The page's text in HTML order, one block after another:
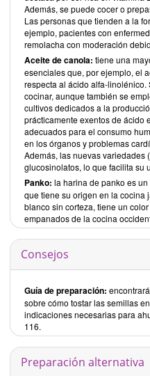
Además, se puede cocer o
Las personas que tienden a la
ejemplo, pacientes con
remolacha con moderación
Aceite de canola: tiene una
esenciales que, por ejemplo, el
respecta al ácido alfa-
cocinar, aunque también se
cultivos dedicados a la
prácticamente exentos de ácido
adecuados para el consumo
en los órganos y problemas
Además, las nuevas variedades
glucosinolatos, lo que facilita su
Panko: la harina de panko es
que tiene su origen en la cocina
blanco sin corteza, tiene un
empanados de la cocina
Consejos
Guía de preparación:
sobre cómo tostar las semillas
indicaciones necesarias para
116.
Preparación alternativa